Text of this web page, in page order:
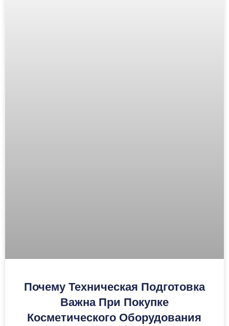
Почему Техническая Подготовка
Важна При Покупке
Косметического Оборудования